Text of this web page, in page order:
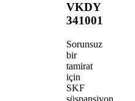
VKDY
341001
Sorunsuz
bir
tamirat
için
SKF
süspansiyon